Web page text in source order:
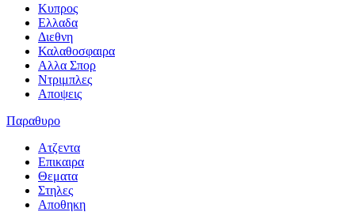
Κυπρος
Ελλαδα
Διεθνη
Καλαθοσφαιρα
Αλλα Σπορ
Ντριμπλες
Αποψεις
Παραθυρο
Ατζεντα
Επικαιρα
Θεματα
Στηλες
Αποθηκη